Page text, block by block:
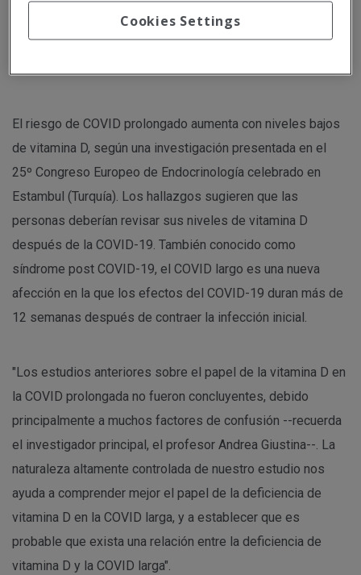
vitamina para nuestro organismo. El confinamiento supuso,
para la mayoría, privarnos del sol necesario para obtener
El riesgo de COVID prolongado aumenta con niveles bajos
de vitamina D, según una investigación presentada en el
25º Congreso Europeo de Endocrinología celebrado en
Estambul (Turquía). Los hallazgos sugieren que las
personas deberían revisar sus niveles de vitamina D
después de la COVID-19. También conocido como
síndrome post COVID-19, el COVID largo es una nueva
afección en la que los efectos del COVID-19 duran más de
12 semanas después de contraer la infección inicial.
"Los estudios anteriores sobre el papel de la vitamina D en
la COVID prolongada no fueron concluyentes, debido
principalmente a muchos factores de confusión --recuerda
el investigador principal, el profesor Andrea Giustina--. La
naturaleza altamente controlada de nuestro estudio nos
ayuda a comprender mejor el papel de la deficiencia de
vitamina D en la COVID larga, y a establecer que es
probable que exista una relación entre la deficiencia de
vitamina D y la COVID larga".
Cookies Settings